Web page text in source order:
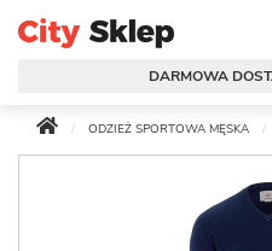
DARMOWA
ODZIEŻ SPORTOWA MĘSKA